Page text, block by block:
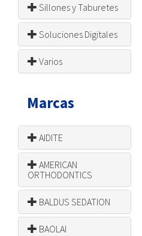
Sillones y Taburetes
Soluciones Digitales
Varios
Marcas
AIDITE
AMERICAN
ORTHODONTICS
BALDUS SEDATION
BAOLAI